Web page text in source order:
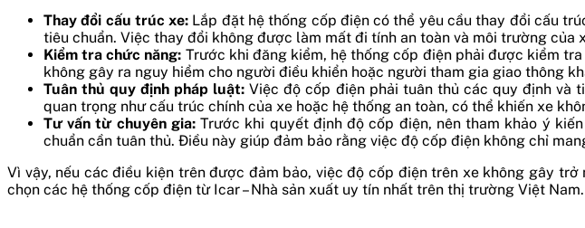
Thay đổi cấu trúc xe: Lắp đặt hệ thống cốp điện có thể yêu cầu thay đổi cấu
tiêu chuẩn. Việc thay đổi không được làm mất đi tính an toàn và môi trường của
Kiểm tra chức năng: Trước khi đăng kiểm, hệ thống cốp điện phải được kiểm
không gây ra nguy hiểm cho người điều khiển hoặc người tham gia giao thông
Tuân thủ quy định pháp luật: Việc độ cốp điện phải tuân thủ các quy định và
quan trọng như cấu trúc chính của xe hoặc hệ thống an toàn, có thể khiến xe
Tư vấn từ chuyên gia:Trước khi quyết định độ cốp điện, nên tham khảo ý
chuẩn cần tuân thủ. Điều này giúp đảm bảo rằng việc độ cốp điện không chỉ
Vì vậy, nếu các điều kiện trên được đảm bảo, việc độ cốp điện trên xe không gây
chọn các hệ thống cốp điện từ Icar – Nhà sản xuất uy tín nhất trên thị trường Việt Nam.